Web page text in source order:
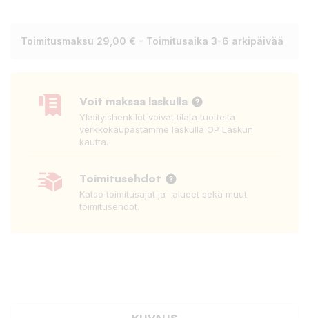
Toimitusmaksu 29,00 € - Toimitusaika 3-6 arkipäivää
Voit maksaa laskulla
Yksityishenkilöt voivat tilata tuotteita
verkkokaupastamme laskulla OP Laskun
kautta.
Toimitusehdot
Katso toimitusajat ja -alueet sekä muut
toimitusehdot.